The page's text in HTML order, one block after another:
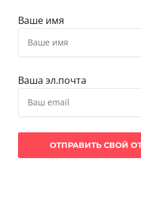
Ваше имя
Ваша эл.почта